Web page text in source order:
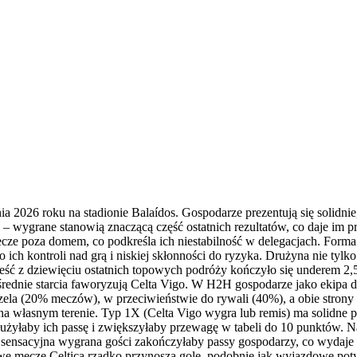
roku na stadionie Balaídos. Gospodarze prezentują się
wygrane stanowią znaczącą część ostatnich rezultatów, co daje
poza domem, co podkreśla ich niestabilność w delegacjach.
kontroli nad grą i niskiej skłonności do ryzyka. Drużyna nie
z dziewięciu ostatnich topowych podróży kończyło się underem
starcia faworyzują Celta Vigo. W H2H gospodarze jako
(20% meczów), w przeciwieństwie do rywali (40%), a obie strony
własnym terenie. Typ 1X (Celta Vigo wygra lub remis) ma
ich passę i zwiększyłaby przewagę w tabeli do 10 punktów.
wygrana gości zakończyłaby passy gospodarzy, co